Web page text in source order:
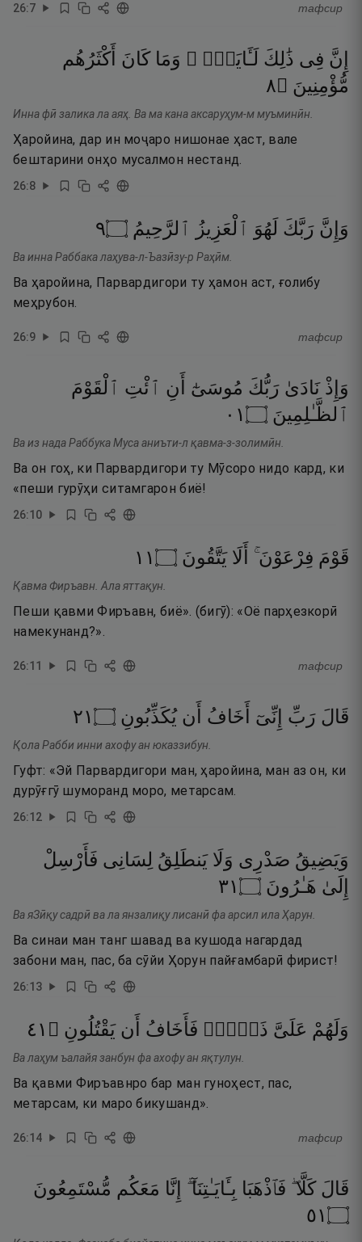
26:7 тафсир
إِنَّ فِى ذَٰلِكَ لَـَٔايَةًۭ ۖ وَمَا كَانَ أَكْثَرُهُم
مُّؤْمِنِينَ ۝٨
Инна фӣ залика ла аяҳ. Ва ма кана аксаруҳум-м муъминӣн.
Ҳаройина, дар ин моҷаро нишонае ҳаст, вале
бештарини онҳо мусалмон нестанд.
26:8
وَإِنَّ رَبَّكَ لَهُوَ ٱلْعَزِيزُ ٱلرَّحِيمُ ۝٩
Ва инна Раббака лаҳува-л-Ъазӣзу-р Раҳӣм.
Ва ҳаройина, Парвардигори ту ҳамон аст, ғолибу
меҳрубон.
26:9 тафсир
وَإِذْ نَادَىٰ رَبُّكَ مُوسَىٰٓ أَنِ ٱئْتِ ٱلْقَوْمَ
ٱلظَّـٰلِمِينَ ۝١٠
Ва из нада Раббука Муса аниъти-л қавма-з-золимӣн.
Ва он гоҳ, ки Парвардигори ту Мӯсоро нидо кард, ки
«пеши гурӯҳи ситамгарон биё!
26:10
قَوْمَ فِرْعَوْنَ ۚ أَلَا يَتَّقُونَ ۝١١
Қавма Фиръавн. Ала яттақун.
Пеши қавми Фиръавн, биё». (бигӯ): «Оё парҳезкорӣ
намекунанд?».
26:11 тафсир
قَالَ رَبِّ إِنِّىٓ أَخَافُ أَن يُكَذِّبُونِ ۝١٢
Қола Рабби инни ахофу ан юказзибун.
Гуфт: «Эй Парвардигори ман, ҳаройина, ман аз он, ки
дурӯғгӯ шуморанд моро, метарсам.
26:12
وَيَضِيقُ صَدْرِى وَلَا يَنطَلِقُ لِسَانِى فَأَرْسِلْ
إِلَىٰ هَـٰرُونَ ۝١٣
Ва яЗӣқу садрӣ ва ла янзалиқу лисанӣ фа арсил ила Ҳарун.
Ва синаи ман танг шавад ва кушода нагардад
забони ман, пас, ба сӯйи Ҳорун пайғамбарӣ фирист!
26:13
وَلَهُمْ عَلَىَّ ذَنۢبٌۭ فَأَخَافُ أَن يَقْتُلُونِ ۝ ١٤
Ва лаҳум ъалайя занбун фа ахофу ан яқтулун.
Ва қавми Фиръавнро бар ман гуноҳест, пас,
метарсам, ки маро бикушанд».
26:14 тафсир
قَالَ كَلَّا ۖ فَٱذْهَبَا بِـَٔايَـٰتِنَآ ۖ إِنَّا مَعَكُم مُّسْتَمِعُونَ
۝١٥